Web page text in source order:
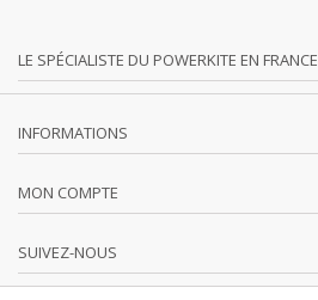
LE SPÉCIALISTE DU POWERKITE EN FRANCE
INFORMATIONS
MON COMPTE
SUIVEZ-NOUS